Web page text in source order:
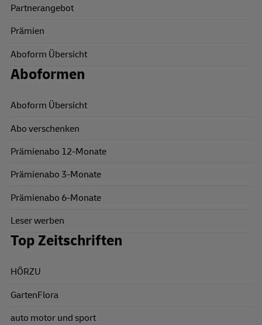
Partnerangebot
Prämien
Aboform Übersicht
Aboformen
Aboform Übersicht
Abo verschenken
Prämienabo 12-Monate
Prämienabo 3-Monate
Prämienabo 6-Monate
Leser werben
Top Zeitschriften
HÖRZU
GartenFlora
auto motor und sport